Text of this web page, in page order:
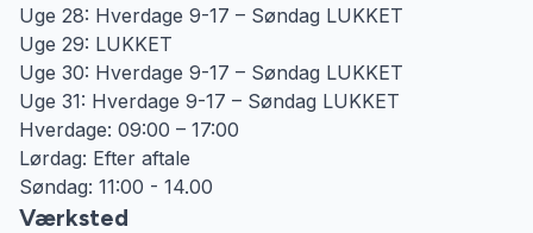
Uge 28: Hverdage 9-17 – Søndag LUKKET
Uge 29: LUKKET
Uge 30: Hverdage 9-17 – Søndag LUKKET
Uge 31: Hverdage 9-17 – Søndag LUKKET
Hverdage: 09:00 – 17:00
Lørdag: Efter aftale
Søndag: 11:00 - 14.00
Værksted